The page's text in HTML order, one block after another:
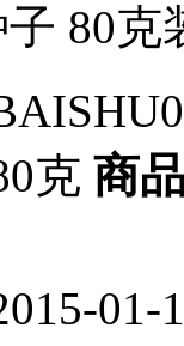
80克
克 商
01-